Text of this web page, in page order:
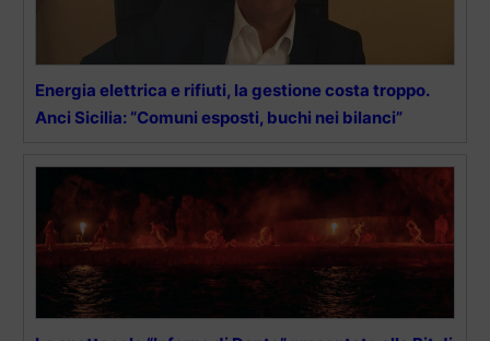
Energia elettrica e rifiuti, la gestione costa troppo.
Anci Sicilia: “Comuni esposti, buchi nei bilanci”